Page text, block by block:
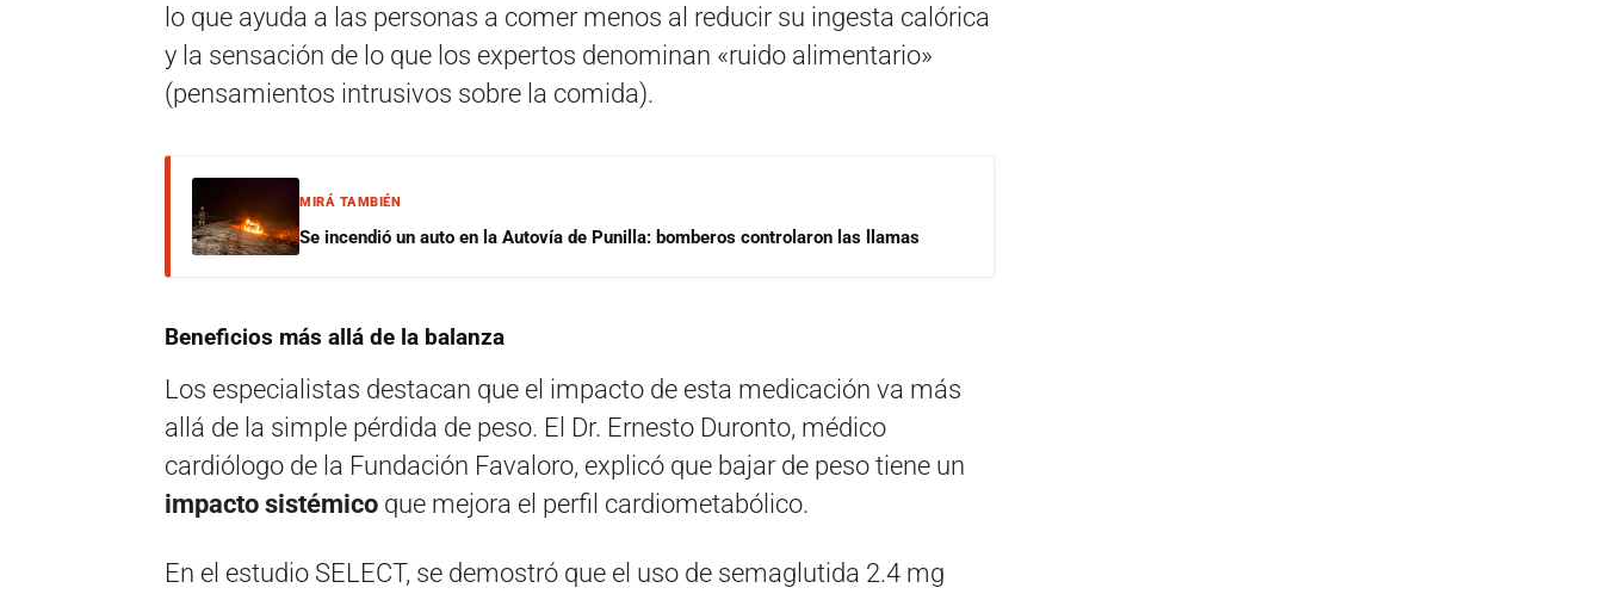
lo que ayuda a las personas a comer menos al reducir su ingesta calórica
y la sensación de lo que los expertos denominan «ruido alimentario»
(pensamientos intrusivos sobre la comida).
MIRÁ TAMBIÉN
Se incendió un auto en la Autovía de Punilla: bomberos controlaron las llamas
Beneficios más allá de la balanza
Los especialistas destacan que el impacto de esta medicación va más
allá de la simple pérdida de peso. El Dr. Ernesto Duronto, médico
cardiólogo de la Fundación Favaloro, explicó que bajar de peso tiene un
impacto sistémico que mejora el perfil cardiometabólico.
En el estudio SELECT, se demostró que el uso de semaglutida 2.4 mg